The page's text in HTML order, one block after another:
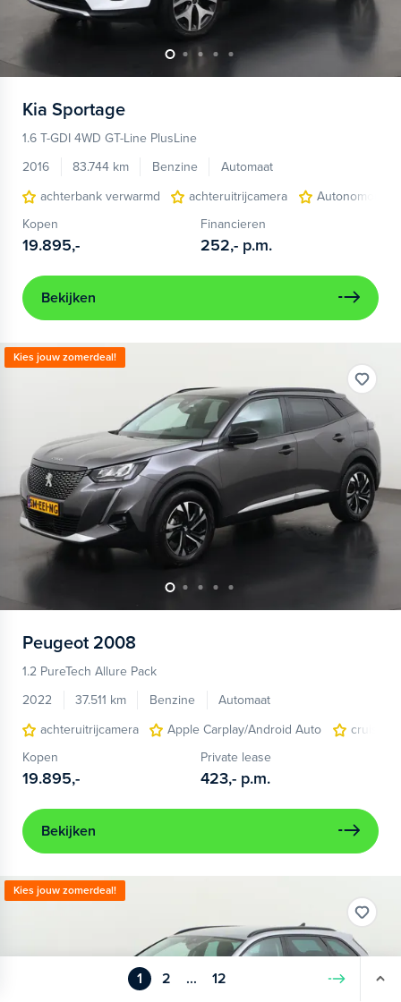
Kia Sportage
1.6 T-GDI 4WD GT-Line PlusLine
2016
83.744 km Benzine
Automaat
achterbank verwarmd
achteruitrijcamera
Autonomous
Kopen
19.895,-
Financieren
252,- p.m.
Bekijken
Kies jouw zomerdeal!
Peugeot 2008
1.2 PureTech Allure Pack
2022
37.511 km Benzine
Automaat
achteruitrijcamera
Apple Carplay/Android Auto
cruise
Kopen
19.895,-
Private lease
423,- p.m.
Bekijken
Kies jouw zomerdeal!
1 2 ... 12 Volgende